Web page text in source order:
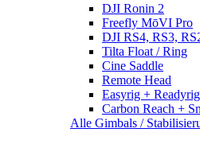
DJI Ronin 2
Freefly MōVI Pro
DJI RS4, RS3,
Tilta Float / Ring
Cine Saddle
Remote Head
Easyrig + Readyrig
Carbon Reach +
Alle Gimbals /